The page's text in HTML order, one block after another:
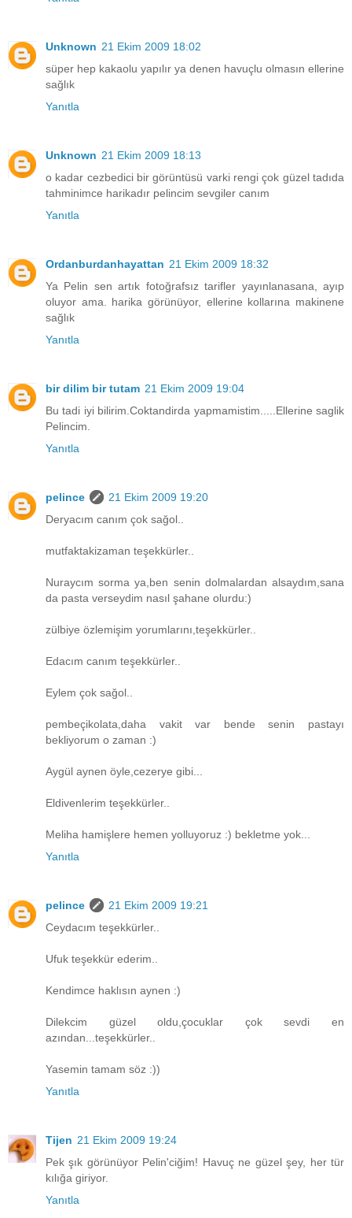
Unknown 21 Ekim 2009 18:02
süper hep kakaolu yapılır ya denen havuçlu olmasın ellerine
sağlık
Yanıtla
Unknown 21 Ekim 2009 18:13
o kadar cezbedici bir görüntüsü varki rengi çok güzel tadıda
tahminimce harikadır pelincim sevgiler canım
Yanıtla
Ordanburdanhayattan 21 Ekim 2009 18:32
Ya Pelin sen artık fotoğrafsız tarifler yayınlanasana, ayıp
oluyor ama. harika görünüyor, ellerine kollarına makinene
sağlık
Yanıtla
bir dilim bir tutam 21 Ekim 2009 19:04
Bu tadi iyi bilirim.Coktandirda yapmamistim.....Ellerine saglik
Pelincim.
Yanıtla
pelince
21 Ekim 2009 19:20
Deryacım canım çok sağol..
mutfaktakizaman teşekkürler..
Nuraycım sorma ya,ben senin dolmalardan alsaydım,sana
da pasta verseydim nasıl şahane olurdu:)
zülbiye özlemişim yorumlarını,teşekkürler..
Edacım canım teşekkürler..
Eylem çok sağol..
pembeçikolata,daha vakit var bende senin pastayı
bekliyorum o zaman :)
Aygül aynen öyle,cezerye gibi...
Eldivenlerim teşekkürler..
Meliha hamişlere hemen yolluyoruz :) bekletme yok...
Yanıtla
pelince
21 Ekim 2009 19:21
Ceydacım teşekkürler..
Ufuk teşekkür ederim..
Kendimce haklısın aynen :)
Dilekcim güzel oldu,çocuklar çok sevdi en
azından...teşekkürler..
Yasemin tamam söz :))
Yanıtla
Tijen 21 Ekim 2009 19:24
Pek şık görünüyor Pelin'ciğim! Havuç ne güzel şey, her tür
kılığa giriyor.
Yanıtla